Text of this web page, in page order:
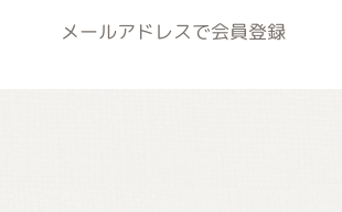
メールアドレスで会員登録